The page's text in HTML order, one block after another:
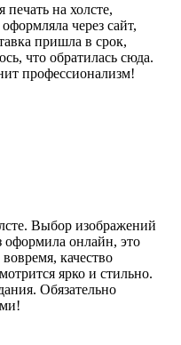
на холсте,
через сайт,
пришла в срок,
что обратилась сюда.
профессионализм!
Выбор изображений
оформила онлайн, это
качество
ярко и стильно.
Обязательно